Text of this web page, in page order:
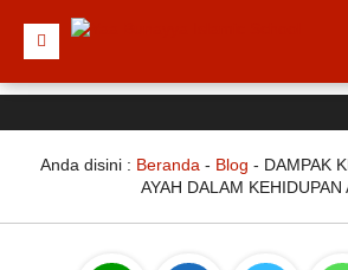
Anda disini : Beranda - Blog - DAMPAK
AYAH DALAM KEHIDUPAN